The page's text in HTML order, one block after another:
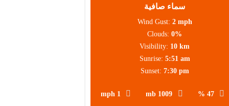
سماء صافية
47 %
1009 mb
1 mph
Wind Gust: 2 mph
Clouds: 0%
Visibility: 10 km
Sunrise: 5:51 am
Sunset: 7:30 pm